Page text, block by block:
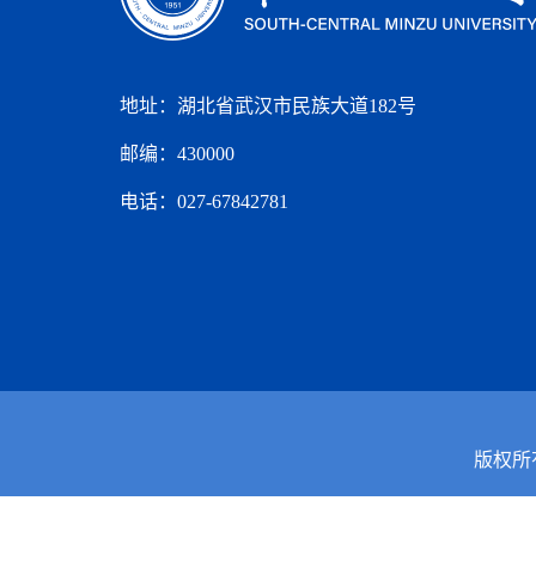
地址：湖北省武汉市民族大道182号
邮编：430000
电话：027-67842781
版权